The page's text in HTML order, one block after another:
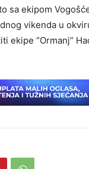
sa ekipom
vikenda u
ekipe “Ormanj”